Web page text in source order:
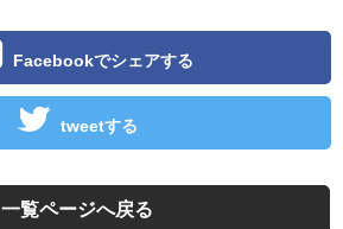
Facebookでシェアする
tweetする
一覧ページへ戻る